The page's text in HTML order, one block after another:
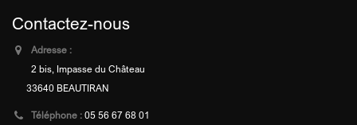
Contactez-nous
Adresse :
2 bis, Impasse du Château
33640 BEAUTIRAN
Téléphone : 05 56 67 68 01